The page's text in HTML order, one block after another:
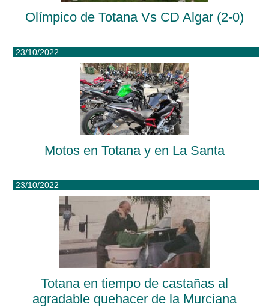
Olímpico de Totana Vs CD Algar (2-0)
23/10/2022
Motos en Totana y en La Santa
23/10/2022
Totana en tiempo de castañas al
agradable quehacer de la Murciana